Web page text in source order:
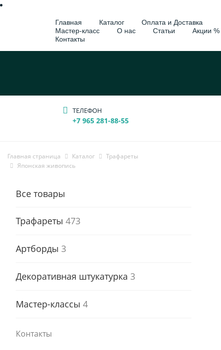
Главная Каталог
Оплата и Доставка
Мастер-класс
О нас Статьи
Акции %
Контакты
ТЕЛЕФОН
+7 965 281-88-55
Главная страница Каталог
Трафареты
Японская живопись
Все товары
Трафареты 473
Артборды 3
Декоративная штукатурка 3
Мастер-классы 4
Контакты